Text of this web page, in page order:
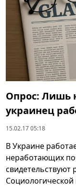
Опрос: Лишь
украинец
15.02.17 05:18
В Украине
неработающих
свидетельствуют
Социологической